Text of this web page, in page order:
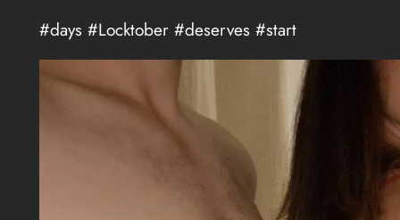
#days #Locktober #deserves #start